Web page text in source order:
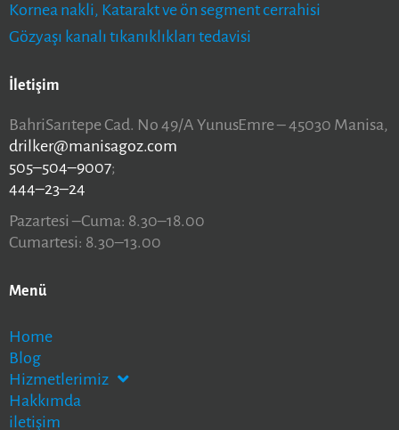
Kornea nakli, Katarakt ve ön segment cerrahisi
Gözyaşı kanalı tıkanıklıkları tedavisi
İletişim
BahriSarıtepe Cad. No 49/A YunusEmre – 45030 Manisa,
drilker@manisagoz.com
505–504–9007;
444–23–24
Pazartesi –Cuma: 8.30–18.00
Cumartesi: 8.30–13.00
Menü
Home
Blog
Hizmetlerimiz
Hakkımda
iletişim